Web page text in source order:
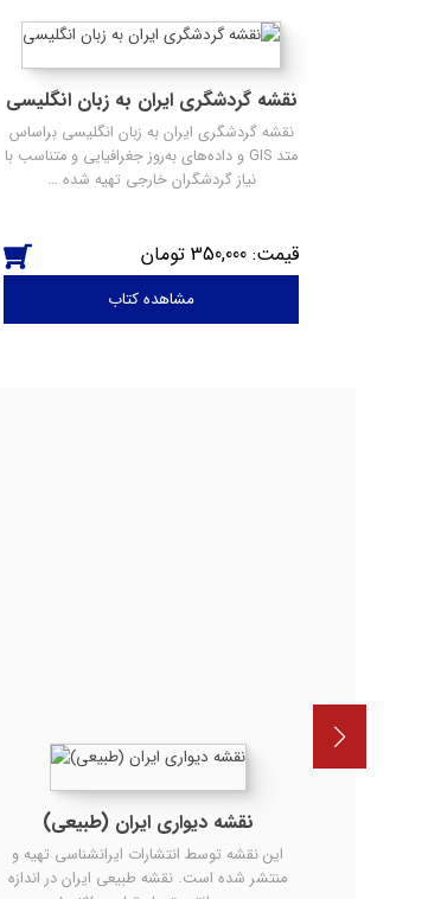
نقشه گردشگری ایران به زبان انگلیسی
نقشه گردشگری ایران به زبان انگلیسی براساس
متد GIS و داده‌های به‌روز جغرافیایی و متناسب با
نیاز گردشگران خارجی تهیه شده …
350,000
مشاهده کتاب
نقشه دیواری ایران (طبیعی)
این نقشه توسط انتشارات ایرانشناسی تهیه و
منتشر شده است. نقشه طبیعی ایران در اندازه